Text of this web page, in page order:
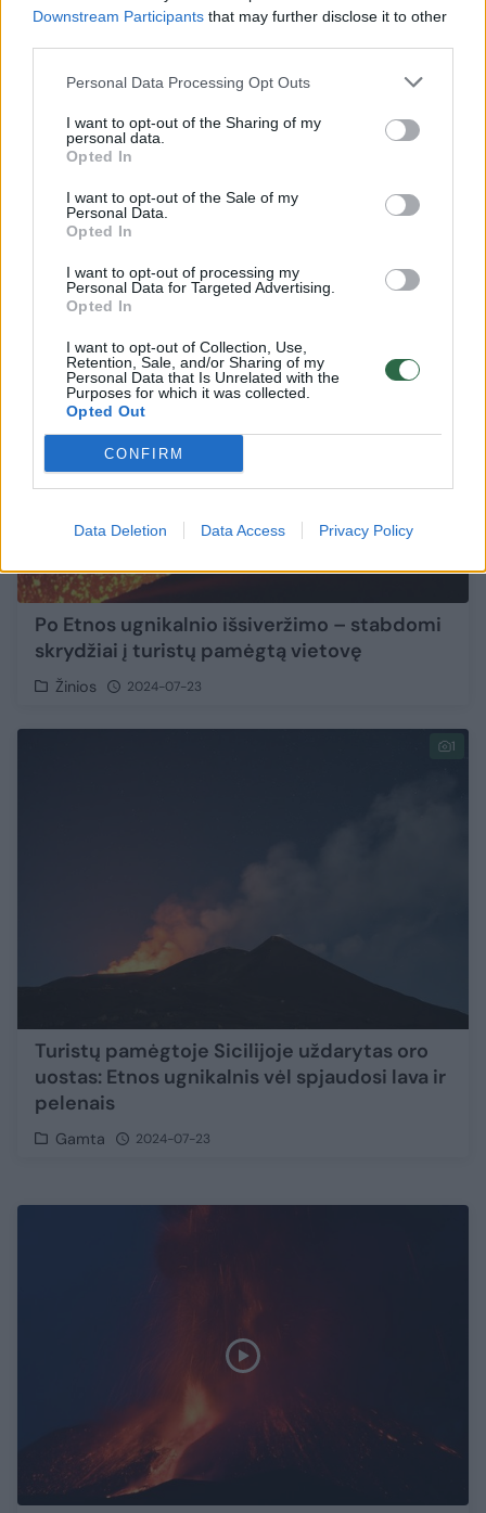
Downstream Participants that may further disclose it to other
Personal Data Processing Opt Outs
I want to opt-out of the Sharing of my
personal data.
Opted In
I want to opt-out of the Sale of my
Personal Data.
Opted In
I want to opt-out of processing my
Personal Data for Targeted Advertising.
Opted In
I want to opt-out of Collection, Use,
Retention, Sale, and/or Sharing of my
Personal Data that Is Unrelated with the
Purposes for which it was collected.
Opted Out
CONFIRM
Data Deletion Data Access Privacy Policy
Stulbinamas Etnos šou: dėl ugnikalnio
uoste
Žinios 2024-08-15
Po Etnos ugnikalnio išsiveržimo – stabdomi
skrydžiai į turistų pamėgtą vietovę
Žinios 2024-07-23
1
Turistų pamėgtoje Sicilijoje uždarytas oro
uostas: Etnos ugnikalnis vėl spjaudosi lava ir
pelenais
Gamta 2024-07-23